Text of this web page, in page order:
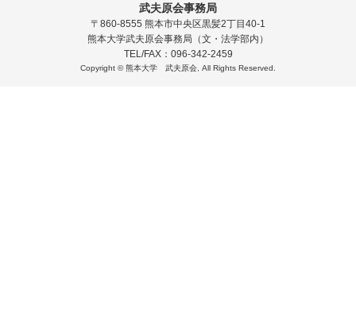
武夫原会事務局
〒860-8555 熊本市中央区黒髪2丁目40-1
熊本大学武夫原会事務局（文・法学部内）
TEL/FAX：096-342-2459
Copyright © 熊本大学 武夫原会, All Rights Reserved.